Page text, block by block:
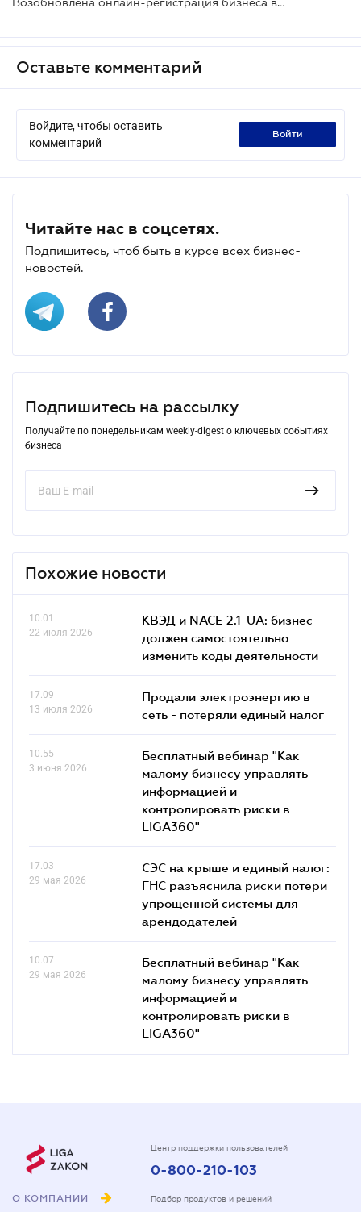
Оставьте комментарий
Войдите, чтобы оставить
комментарий
войти
Читайте нас в соцсетях.
Подпишитесь, чтоб быть в курсе всех бизнес-
новостей.
Подпишитесь на рассылку
Получайте по понедельникам weekly-digest о ключевых событиях
бизнеса
Похожие новости
10.01
22 июля 2026
КВЭД и NACE 2.1-UA: бизнес
должен самостоятельно
изменить коды деятельности
17.09
13 июля 2026
Продали электроэнергию в
сеть - потеряли единый налог
10.55
3 июня 2026
Бесплатный вебинар "Как
малому бизнесу управлять
информацией и
контролировать риски в
LIGA360"
17.03
29 мая 2026
СЭС на крыше и единый налог:
ГНС разъяснила риски потери
упрощенной системы для
арендодателей
10.07
29 мая 2026
Бесплатный вебинар "Как
малому бизнесу управлять
информацией и
контролировать риски в
LIGA360"
О КОМПАНИИ
Центр поддержки пользователей
0-800-210-103
Подбор продуктов и решений